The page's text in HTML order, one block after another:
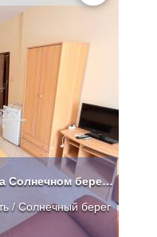
Двухкомнатная квартира на Солнечном берегу в 300 метрах от моря
/ Солнечный берег